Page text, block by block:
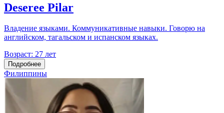
Deseree Pilar
Владение языками. Коммуникативные навыки. Говорю на
английском, тагальском и испанском языках.
Возраст: 27 лет
Подробнее
Филиппины